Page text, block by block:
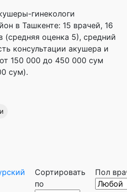
гинекологи
в Ташкенте: 15 врачей, 16
(средняя оценка 5), cредний
консультации акушера и
150 000 до 450 000 сум
сум).
Сортировать
по
Пол